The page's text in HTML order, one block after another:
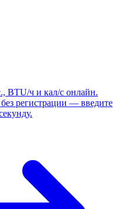
BTU/ч и кал/с онлайн.
регистрации — введите